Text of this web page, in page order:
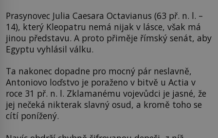
Prasynovec Julia Caesara Octavianus (63 př. n. l. –
14), který Kleopatru nemá nijak v lásce, však má
jinou představu. A proto přiměje římský senát, aby
Egyptu vyhlásil válku.
Ta nakonec dopadne pro mocný pár neslavně,
Antoniovo loďstvo je poraženo v bitvě u Actia v
roce 31 př. n. l. Zklamanému vojevůdci je jasné, že
jej nečeká nikterak slavný osud, a kromě toho se
cítí ponížený.